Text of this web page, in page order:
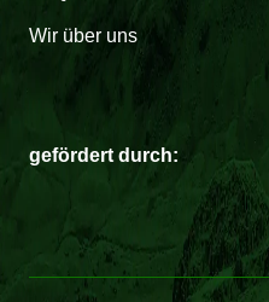
Wir über uns
gefördert durch: